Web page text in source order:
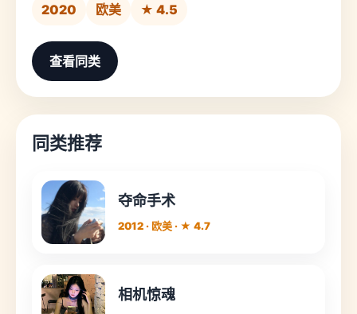
2020 欧美 ★ 4.5
查看同类
同类推荐
夺命手术
2012 · 欧美 · ★ 4.7
相机惊魂